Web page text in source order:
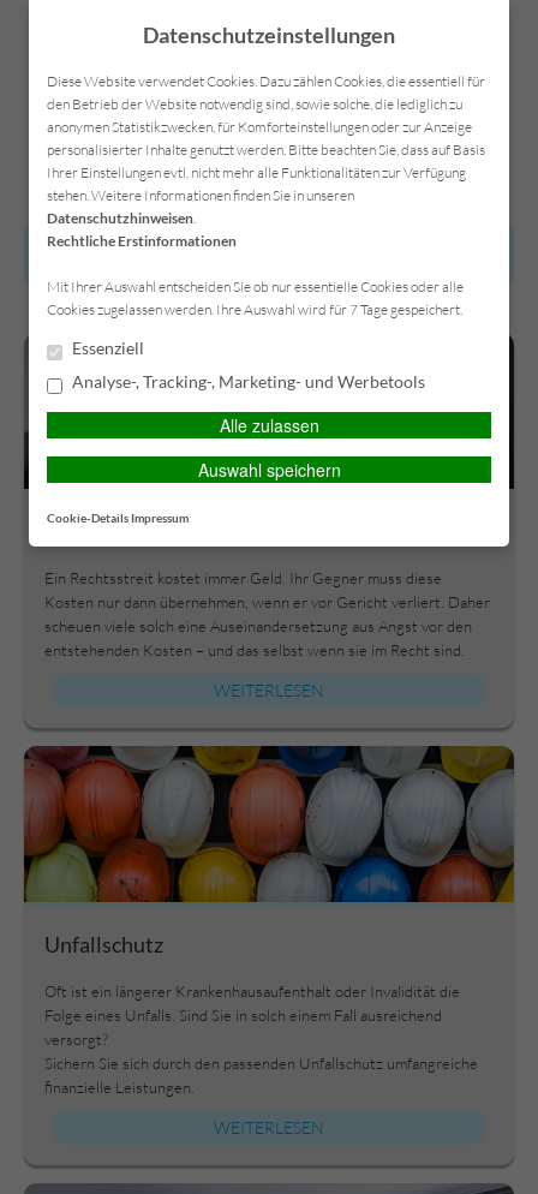
Kontakt Anfahrt Datenschutz Impressum
HAUPTMENÜ
Rechtsschutzversicherung
Ein Rechtsstreit kostet immer Geld. Ihr Gegner muss diese
Kosten nur dann übernehmen, wenn er vor Gericht verliert. Daher
scheuen viele solch eine Auseinandersetzung aus Angst vor den
entstehenden Kosten – und das selbst wenn sie im Recht sind.
WEITERLESEN
Unfallschutz
Oft ist ein längerer Krankenhausaufenthalt oder Invalidität die
Folge eines Unfalls. Sind Sie in solch einem Fall ausreichend
versorgt?
Sichern Sie sich durch den passenden Unfallschutz umfangreiche
finanzielle Leistungen.
WEITERLESEN
Datenschutzeinstellungen
Diese Website verwendet Cookies. Dazu zählen Cookies, die essentiell für
den Betrieb der Website notwendig sind, sowie solche, die lediglich zu
anonymen Statistikzwecken, für Komforteinstellungen oder zur Anzeige
personalisierter Inhalte genutzt werden. Bitte beachten Sie, dass auf Basis
Ihrer Einstellungen evtl. nicht mehr alle Funktionalitäten zur Verfügung
stehen. Weitere Informationen finden Sie in unseren
Datenschutzhinweisen.
Rechtliche Erstinformationen
Mit Ihrer Auswahl entscheiden Sie ob nur essentielle Cookies oder alle
Cookies zugelassen werden. Ihre Auswahl wird für 7 Tage gespeichert.
Essenziell
Analyse-, Tracking-, Marketing- und Werbetools
Alle zulassen
Auswahl speichern
Cookie-Details Impressum